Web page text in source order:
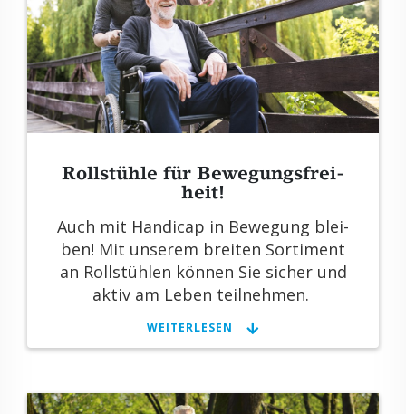
Roll­stüh­le für Be­we­gungs­frei­
heit!
Auch mit Han­di­cap in Be­we­gung blei­
ben! Mit un­se­rem brei­ten Sor­ti­ment
an Roll­stüh­len kön­nen Sie si­cher und
aktiv am Leben teil­neh­men.
WEI­TER­LE­SEN